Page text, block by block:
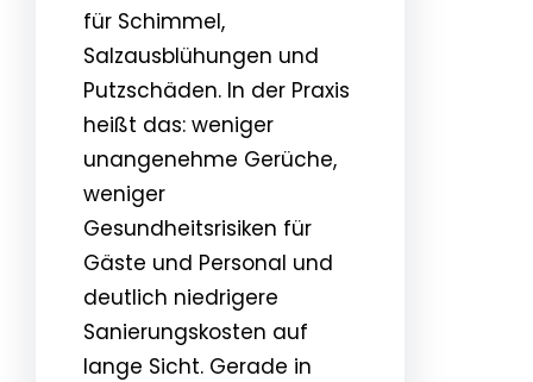
für Schimmel,
Salzausblühungen und
Putzschäden. In der Praxis
heißt das: weniger
unangenehme Gerüche,
weniger
Gesundheitsrisiken für
Gäste und Personal und
deutlich niedrigere
Sanierungskosten auf
lange Sicht. Gerade in